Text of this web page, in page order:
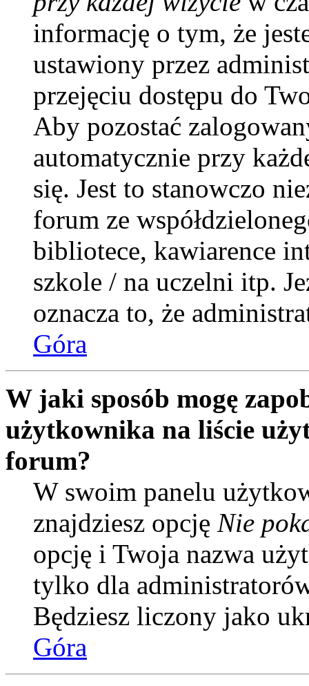
informację o tym, że
ustawiony przez
przejęciu dostępu do
Aby pozostać
automatycznie przy
się. Jest to stanowczo
forum ze
bibliotece, kawiarence
szkole / na uczelni itp.
oznacza to, że
Góra
W jaki sposób mogę
użytkownika na liście
forum?
W swoim panelu
znajdziesz opcję Nie
opcję i Twoja nazwa
tylko dla
Będziesz liczony jako
Góra